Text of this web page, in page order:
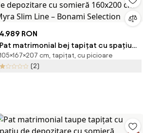
4.989 RON
Pat matrimonial bej tapițat cu spațiu
de depozitare cu somieră 160x200 cm
Myra Slim Line – Bonami Selection
105×167×207 cm, tapițat, cu picioare
(2)